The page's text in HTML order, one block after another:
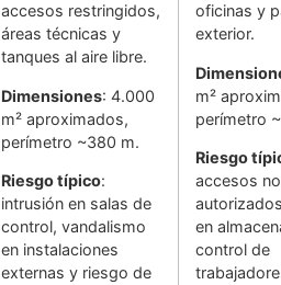
accesos restringidos,
áreas técnicas y
tanques al aire libre.
Dimensiones: 4.000
m² aproximados,
perímetro ~380 m.
Riesgo típico:
intrusión en salas de
control, vandalismo
en instalaciones
externas y riesgo de
oficinas y
exterior.
m²
perímetro
Riesgo
accesos no
en
control de